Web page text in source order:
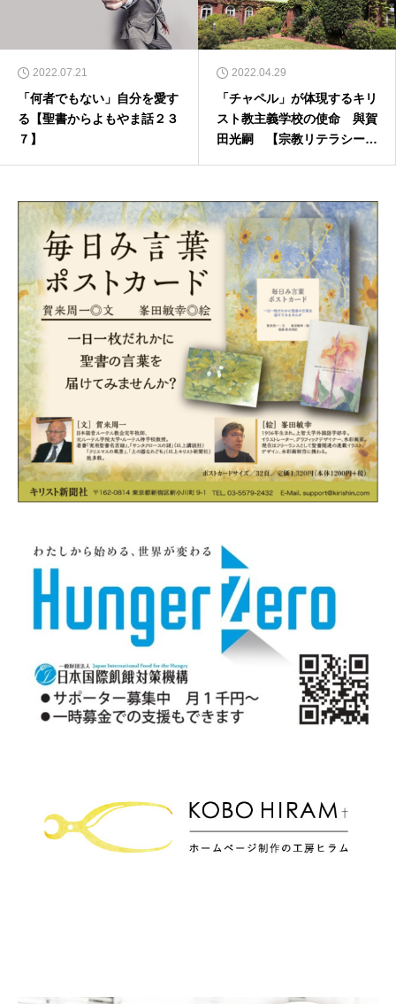
2022.07.21
「何者でもない」自分を愛す
る【聖書からよもやま話２３
７】
2022.04.29
「チャペル」が体現するキリ
スト教主義学校の使命 與賀
田光嗣 【宗教リテラシー向